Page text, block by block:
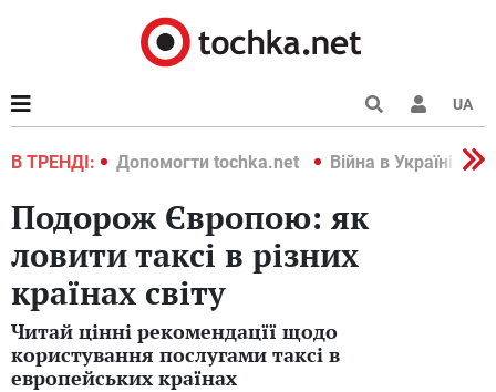
UA
В ТРЕНДІ:
2022 Допомогти tochka.net Війна в Україні 2022
Подорож Європою: як
ловити таксі в різних
країнах світу
Читай цінні рекомендацїї щодо
користування послугами таксі в
европейських країнах